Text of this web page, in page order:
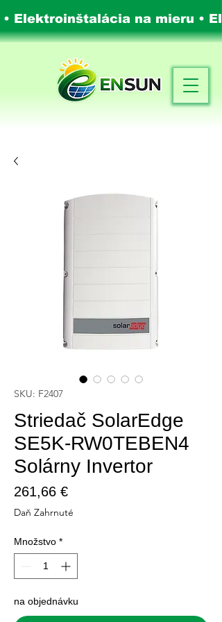
Elektroinštalácia na mieru •
SKU: F2407
Striedač SolarEdge
SE5K-RW0TEBEN4
Solárny Invertor
261,66 €Price
Daň Zahrnuté
Množstvo *
na objednávku